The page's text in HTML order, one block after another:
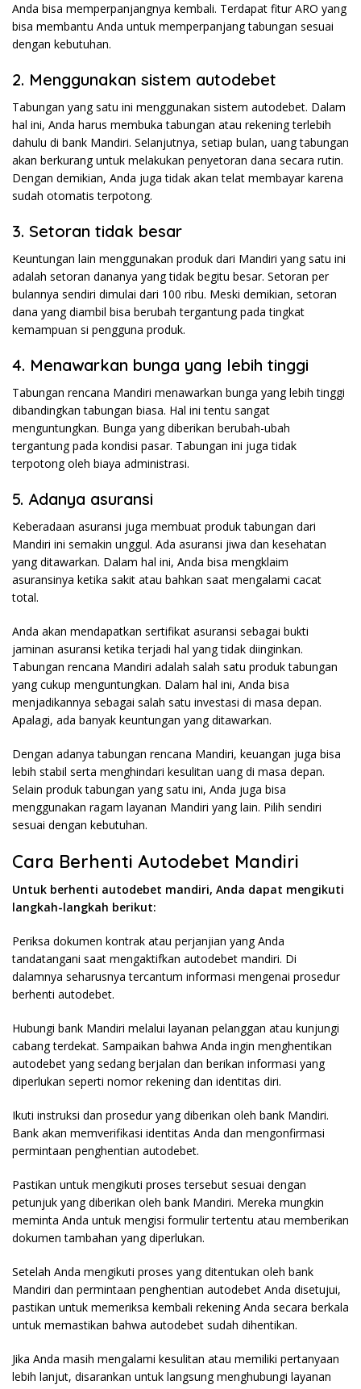
Anda bisa memperpanjangnya kembali. Terdapat fitur ARO yang
bisa membantu Anda untuk memperpanjang tabungan sesuai
dengan kebutuhan.
2. Menggunakan sistem autodebet
Tabungan yang satu ini menggunakan sistem autodebet. Dalam
hal ini, Anda harus membuka tabungan atau rekening terlebih
dahulu di bank Mandiri. Selanjutnya, setiap bulan, uang tabungan
akan berkurang untuk melakukan penyetoran dana secara rutin.
Dengan demikian, Anda juga tidak akan telat membayar karena
sudah otomatis terpotong.
3. Setoran tidak besar
Keuntungan lain menggunakan produk dari Mandiri yang satu ini
adalah setoran dananya yang tidak begitu besar. Setoran per
bulannya sendiri dimulai dari 100 ribu. Meski demikian, setoran
dana yang diambil bisa berubah tergantung pada tingkat
kemampuan si pengguna produk.
4. Menawarkan bunga yang lebih tinggi
Tabungan rencana Mandiri menawarkan bunga yang lebih tinggi
dibandingkan tabungan biasa. Hal ini tentu sangat
menguntungkan. Bunga yang diberikan berubah-ubah
tergantung pada kondisi pasar. Tabungan ini juga tidak
terpotong oleh biaya administrasi.
5. Adanya asuransi
Keberadaan asuransi juga membuat produk tabungan dari
Mandiri ini semakin unggul. Ada asuransi jiwa dan kesehatan
yang ditawarkan. Dalam hal ini, Anda bisa mengklaim
asuransinya ketika sakit atau bahkan saat mengalami cacat
total.
Anda akan mendapatkan sertifikat asuransi sebagai bukti
jaminan asuransi ketika terjadi hal yang tidak diinginkan.
Tabungan rencana Mandiri adalah salah satu produk tabungan
yang cukup menguntungkan. Dalam hal ini, Anda bisa
menjadikannya sebagai salah satu investasi di masa depan.
Apalagi, ada banyak keuntungan yang ditawarkan.
Dengan adanya tabungan rencana Mandiri, keuangan juga bisa
lebih stabil serta menghindari kesulitan uang di masa depan.
Selain produk tabungan yang satu ini, Anda juga bisa
menggunakan ragam layanan Mandiri yang lain. Pilih sendiri
sesuai dengan kebutuhan.
Cara Berhenti Autodebet Mandiri
Untuk berhenti autodebet mandiri, Anda dapat mengikuti
langkah-langkah berikut:
Periksa dokumen kontrak atau perjanjian yang Anda
tandatangani saat mengaktifkan autodebet mandiri. Di
dalamnya seharusnya tercantum informasi mengenai prosedur
berhenti autodebet.
Hubungi bank Mandiri melalui layanan pelanggan atau kunjungi
cabang terdekat. Sampaikan bahwa Anda ingin menghentikan
autodebet yang sedang berjalan dan berikan informasi yang
diperlukan seperti nomor rekening dan identitas diri.
Ikuti instruksi dan prosedur yang diberikan oleh bank Mandiri.
Bank akan memverifikasi identitas Anda dan mengonfirmasi
permintaan penghentian autodebet.
Pastikan untuk mengikuti proses tersebut sesuai dengan
petunjuk yang diberikan oleh bank Mandiri. Mereka mungkin
meminta Anda untuk mengisi formulir tertentu atau memberikan
dokumen tambahan yang diperlukan.
Setelah Anda mengikuti proses yang ditentukan oleh bank
Mandiri dan permintaan penghentian autodebet Anda disetujui,
pastikan untuk memeriksa kembali rekening Anda secara berkala
untuk memastikan bahwa autodebet sudah dihentikan.
Jika Anda masih mengalami kesulitan atau memiliki pertanyaan
lebih lanjut, disarankan untuk langsung menghubungi layanan